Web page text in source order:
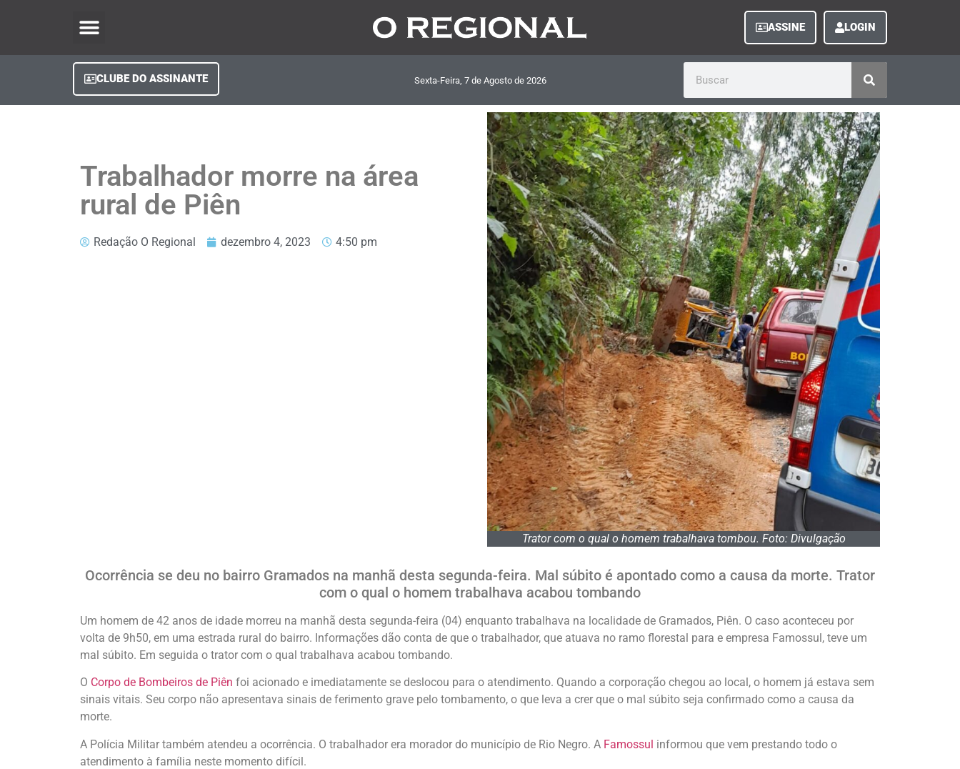
ASSINE LOGIN
CLUBE DO ASSINANTE Sexta-Feira, 7de Agostode 2026
Trabalhador morre na área
rural de Piên
Redação O Regional dezembro 4, 2023 4:50 pm
Trator com o qual o homem trabalhava tombou. Foto: Divulgação
Ocorrência se deu no bairro Gramados na manhã desta segunda-feira. Mal súbito é apontado como a causa da morte. Trator
com o qual o homem trabalhava acabou tombando
Um homem de 42 anos de idade morreu na manhã desta segunda-feira (04) enquanto trabalhava na localidade de Gramados, Piên. O caso aconteceu por
volta de 9h50, em uma estrada rural do bairro. Informações dão conta de que o trabalhador, que atuava no ramo florestal para e empresa Famossul, teve um
mal súbito. Em seguida o trator com o qual trabalhava acabou tombando.
O Corpo de Bombeiros de Piên foi acionado e imediatamente se deslocou para o atendimento. Quando a corporação chegou ao local, o homem já estava sem
sinais vitais. Seu corpo não apresentava sinais de ferimento grave pelo tombamento, o que leva a crer que o mal súbito seja confirmado como a causa da
morte.
A Polícia Militar também atendeu a ocorrência. O trabalhador era morador do município de Rio Negro. A Famossul informou que vem prestando todo o
atendimento à família neste momento difícil.